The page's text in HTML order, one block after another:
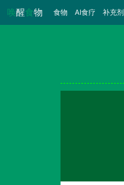
唤醒食物 食物 （当前）
AI食疗 补充剂